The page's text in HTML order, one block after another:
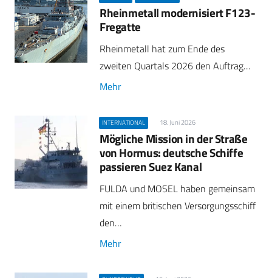
Rheinmetall modernisiert F123-
Fregatte
Rheinmetall hat zum Ende des
zweiten Quartals 2026 den Auftrag…
Mehr
INTERNATIONAL 18. Juni 2026
Mögliche Mission in der Straße
von Hormus: deutsche Schiffe
passieren Suez Kanal
FULDA und MOSEL haben gemeinsam
mit einem britischen Versorgungsschiff
den…
Mehr